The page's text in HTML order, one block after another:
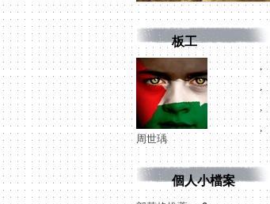
板工
周世瑀
個人小檔案